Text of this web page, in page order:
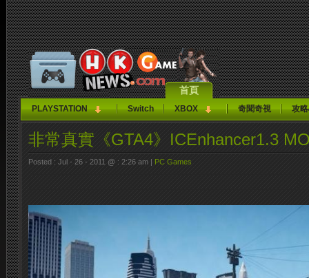
首頁
PLAYSTATION Switch XBOX 奇聞奇視 攻
非常真實《GTA4》ICEnhancer1.3
Posted : Jul - 26 - 2011 @ : 2:26 am | PC Games